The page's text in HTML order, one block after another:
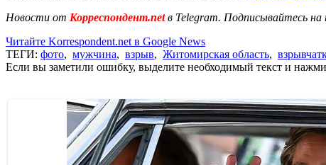
Новости от Корреспондент.netв Telegram. Подписывайтесь на
Читайте Korrespondent.net в Google News
ТЕГИ: фото, мужчина, взрыв, Житомирская область,
Если вы заметили ошибку, выделите необходимый текст и